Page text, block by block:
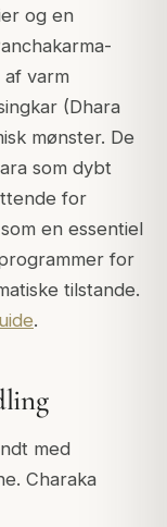
og en
af varm
(Dhara
mønster. De
som dybt
for
en essentiel
for
tilstande.
.
med
Charaka